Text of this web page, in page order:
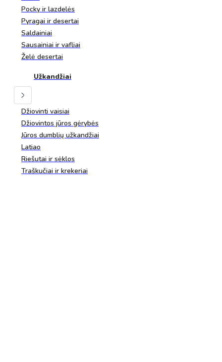
Pocky ir lazdelės
Pyragai ir desertai
Saldainiai
Sausainiai ir vafliai
Želė desertai
Užkandžiai
Džiovinti vaisiai
Džiovintos jūros gėrybės
Jūros dumblių užkandžiai
Latiao
Riešutai ir sėklos
Traškučiai ir krekeriai